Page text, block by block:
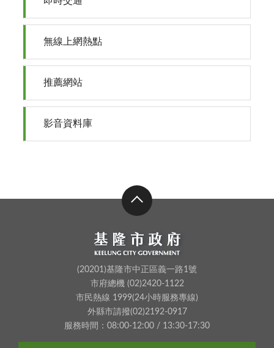
無線上網熱點
推薦網站
影音資料庫
(20201)基隆市中正區義一路1號
市府總機 (02)2420-1122
市民熱線 1999(24小時服務專線)
外縣市請撥(02)2192-0917
服務時間：08:00-12:00 / 13:30-17:30